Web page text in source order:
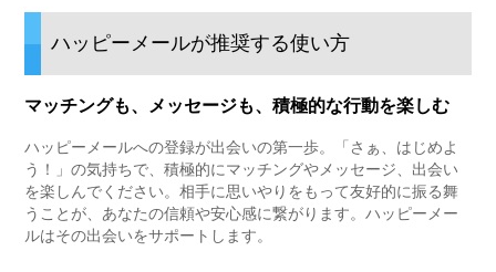
ハッピーメールが推奨する使い方
マッチングも、メッセージも、積極的な行動を楽しむ
ハッピーメールへの登録が出会いの第一歩。「さぁ、はじめよ
う！」の気持ちで、積極的にマッチングやメッセージ、出会い
を楽しんでください。相手に思いやりをもって友好的に振る舞
うことが、あなたの信頼や安心感に繋がります。ハッピーメー
ルはその出会いをサポートします。